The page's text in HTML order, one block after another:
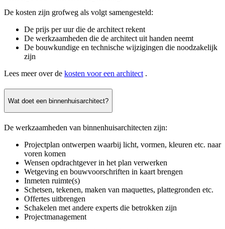
De kosten zijn grofweg als volgt samengesteld:
De prijs per uur die de architect rekent
De werkzaamheden die de architect uit handen neemt
De bouwkundige en technische wijzigingen die noodzakelijk
zijn
Lees meer over de kosten voor een architect .
Wat doet een binnenhuisarchitect?
De werkzaamheden van binnenhuisarchitecten zijn:
Projectplan ontwerpen waarbij licht, vormen, kleuren etc. naar
voren komen
Wensen opdrachtgever in het plan verwerken
Wetgeving en bouwvoorschriften in kaart brengen
Inmeten ruimte(s)
Schetsen, tekenen, maken van maquettes, plattegronden etc.
Offertes uitbrengen
Schakelen met andere experts die betrokken zijn
Projectmanagement